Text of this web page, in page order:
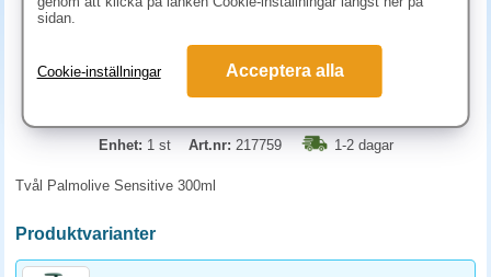
49.90 kr
KÖP
Enhet: 1 st Art.nr: 217759 1-2 dagar
Tvål Palmolive Sensitive 300ml
Produktvarianter
sidan.
Cookie-inställningar Acceptera alla